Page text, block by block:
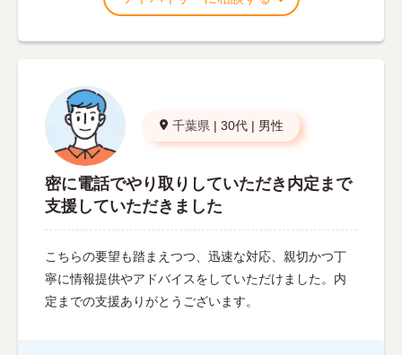
千葉県 | 30代 | 男性
密に電話でやり取りしていただき内定まで
支援していただきました
こちらの要望も踏まえつつ、迅速な対応、親切かつ丁
寧に情報提供やアドバイスをしていただけました。内
定までの支援ありがとうございます。